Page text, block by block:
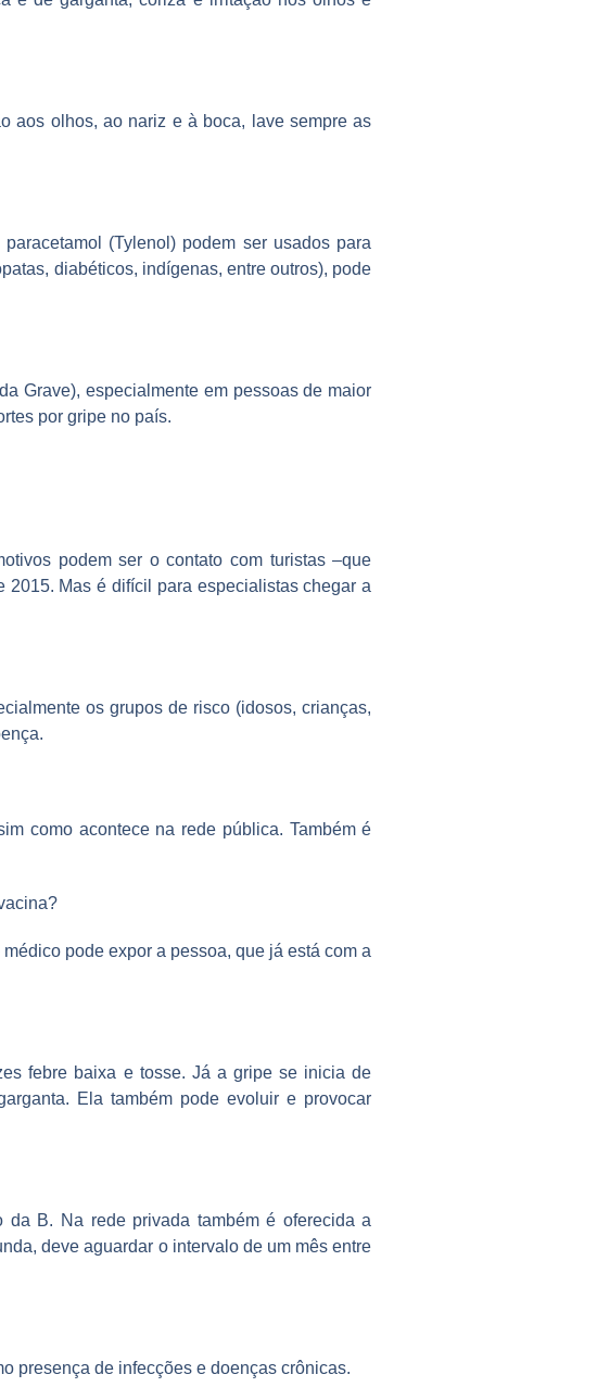
aos olhos, ao nariz e à boca, lave sempre as
(Tylenol) podem ser usados para
diabéticos, indígenas, entre outros), pode
Grave), especialmente em pessoas de maior
por gripe no país.
podem ser o contato com turistas –que
Mas é difícil para especialistas chegar a
os grupos de risco (idosos, crianças,
como acontece na rede pública. Também é
pode expor a pessoa, que já está com a
febre baixa e tosse. Já a gripe se inicia de
Ela também pode evoluir e provocar
B. Na rede privada também é oferecida a
deve aguardar o intervalo de um mês entre
presença de infecções e doenças crônicas.